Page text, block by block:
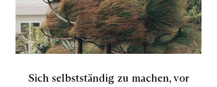
Sich selbstständig zu machen, vor